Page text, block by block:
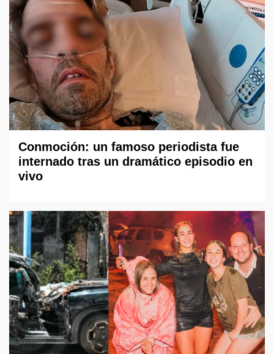
Conmoción: un famoso periodista fue
internado tras un dramático episodio en
vivo